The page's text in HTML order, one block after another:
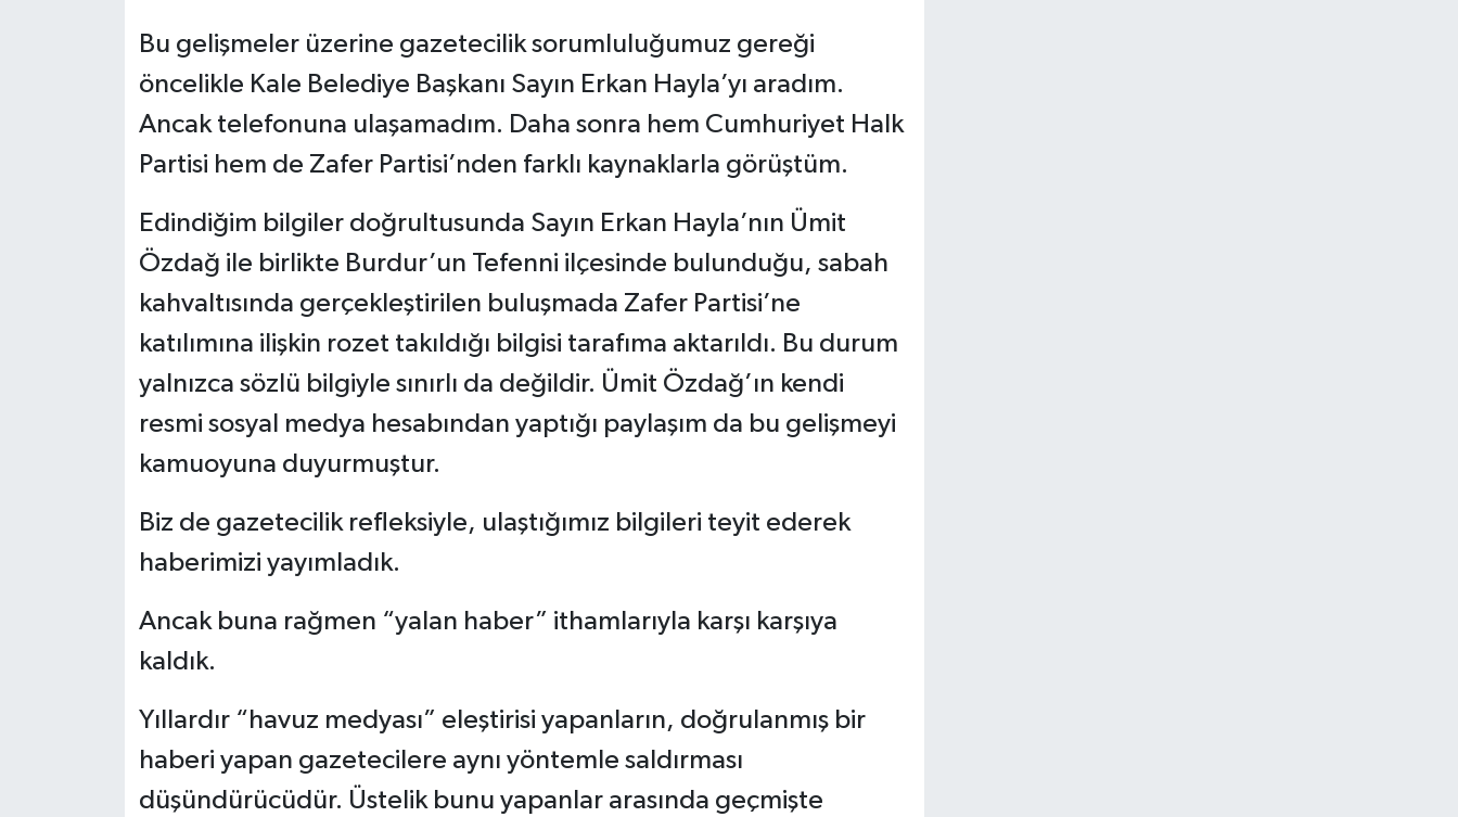
Bu gelişmeler üzerine gazetecilik sorumluluğumuz gereği
öncelikle Kale Belediye Başkanı Sayın Erkan Hayla’yı aradım.
Ancak telefonuna ulaşamadım. Daha sonra hem Cumhuriyet Halk
Partisi hem de Zafer Partisi’nden farklı kaynaklarla görüştüm.
Edindiğim bilgiler doğrultusunda Sayın Erkan Hayla’nın Ümit
Özdağ ile birlikte Burdur’un Tefenni ilçesinde bulunduğu, sabah
kahvaltısında gerçekleştirilen buluşmada Zafer Partisi’ne
katılımına ilişkin rozet takıldığı bilgisi tarafıma aktarıldı. Bu durum
yalnızca sözlü bilgiyle sınırlı da değildir. Ümit Özdağ’ın kendi
resmi sosyal medya hesabından yaptığı paylaşım da bu gelişmeyi
kamuoyuna duyurmuştur.
Biz de gazetecilik refleksiyle, ulaştığımız bilgileri teyit ederek
haberimizi yayımladık.
Ancak buna rağmen “yalan haber” ithamlarıyla karşı karşıya
kaldık.
Yıllardır “havuz medyası” eleştirisi yapanların, doğrulanmış bir
haberi yapan gazetecilere aynı yöntemle saldırması
düşündürücüdür. Üstelik bunu yapanlar arasında geçmişte